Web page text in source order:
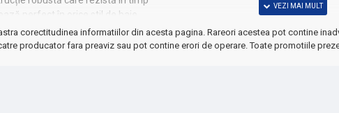
perfect în orice stil de baie
de înaltă calitate pentru confort zilnic
cromat previne acumularea calcarului
corectitudinea informatiilor din acesta pagina. Rareori acestea pot contine
producator fara preaviz sau pot contine erori de operare. Toate promotiile